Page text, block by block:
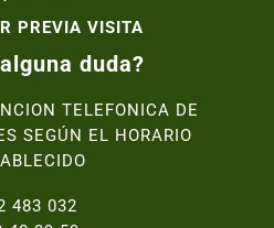
PREVIA VISITA
duda?
TELEFONICA DE
SEGÚN EL HORARIO
483 032